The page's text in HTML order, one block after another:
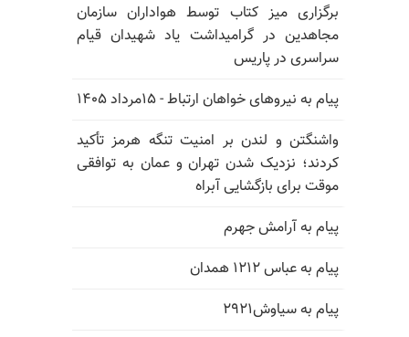
برگزاری میز کتاب توسط هواداران سازمان
مجاهدین در گرامیداشت یاد شهیدان قیام
سراسری در پاریس
پیام به نیروهای خواهان ارتباط - ۱۵مرداد ۱۴۰۵
واشنگتن و لندن بر امنیت تنگه هرمز تأکید
کردند؛ نزدیک شدن تهران و عمان به توافقی
موقت برای بازگشایی آبراه
پیام به آرامش جهرم
پیام به عباس ۱۲۱۲ همدان
پیام به سیاوش۲۹۲۱